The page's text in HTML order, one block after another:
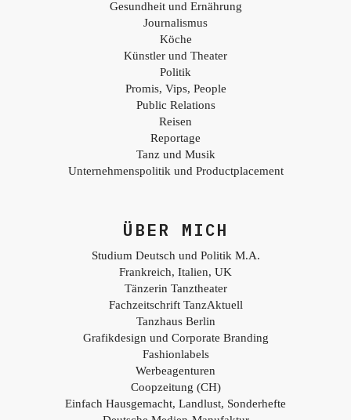
Gesundheit und Ernährung
Journalismus
Köche
Künstler und Theater
Politik
Promis, Vips, People
Public Relations
Reisen
Reportage
Tanz und Musik
Unternehmenspolitik und Productplacement
ÜBER MICH
Studium Deutsch und Politik M.A.
Frankreich, Italien, UK
Tänzerin Tanztheater
Fachzeitschrift TanzAktuell
Tanzhaus Berlin
Grafikdesign und Corporate Branding
Fashionlabels
Werbeagenturen
Coopzeitung (CH)
Einfach Hausgemacht, Landlust, Sonderhefte